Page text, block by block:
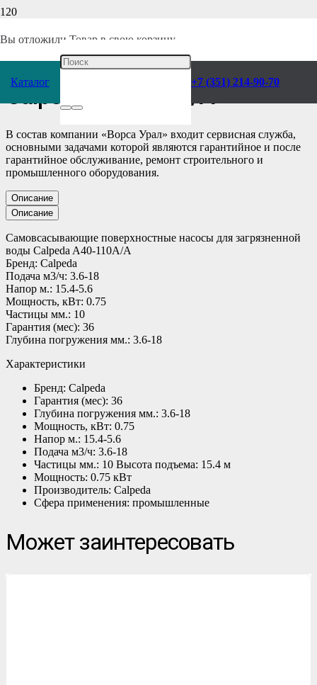
Вы отложили Товар в свою корзину.
Каталог +7 (351) 214-90-70
Самовсасывающий насос
Calpeda A40-110A/A
В состав компании «Ворса Урал» входит сервисная служба,
основными задачами которой являются гарантийное и после
гарантийное обслуживание, ремонт строительного и
промышленного оборудования.
Описание
Описание
Самовсасывающие поверхностные насосы для загрязненной
воды Calpeda A40-110A/A
Бренд: Calpeda
Подача м3/ч: 3.6-18
Напор м.: 15.4-5.6
Мощность, кВт: 0.75
Частицы мм.: 10
Гарантия (мес): 36
Глубина погружения мм.: 3.6-18
Характеристики
Бренд: Calpeda
Гарантия (мес): 36
Глубина погружения мм.: 3.6-18
Мощность, кВт: 0.75
Напор м.: 15.4-5.6
Подача м3/ч: 3.6-18
Частицы мм.: 10 Высота подъема: 15.4 м
Мощность: 0.75 кВт
Производитель: Calpeda
Сфера применения: промышленные
Может заинтересовать